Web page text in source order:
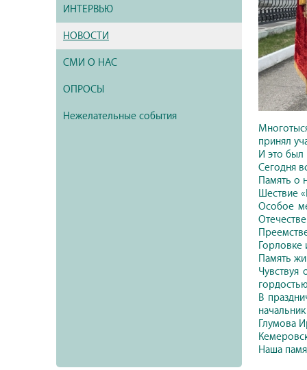
ИНТЕРВЬЮ
НОВОСТИ
СМИ О НАС
ОПРОСЫ
Нежелательные события
принял
И это был
Сегодня
Память о
Шествие
Особое
Память
В
Глумова
Наша